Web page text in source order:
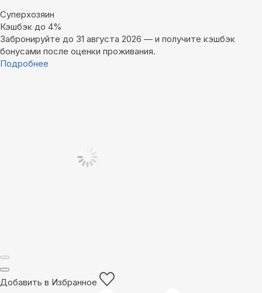
Суперхозяин
Кэшбэк до 4%
Забронируйте до 31 августа 2026 — и получите кэшбэк
бонусами после оценки проживания.
Подробнее
Добавить в Избранное